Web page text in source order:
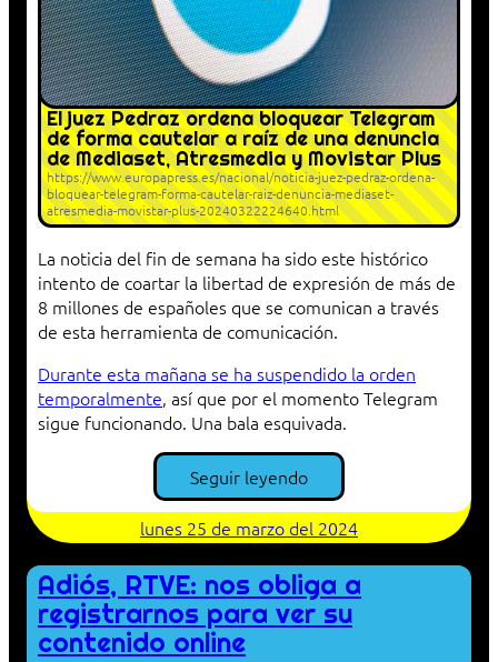
El juez Pedraz ordena bloquear Telegram
de forma cautelar a raíz de una denuncia
de Mediaset, Atresmedia y Movistar Plus
https://www.europapress.es/nacional/noticia-juez-pedraz-ordena-
bloquear-telegram-forma-cautelar-raiz-denuncia-mediaset-
atresmedia-movistar-plus-20240322224640.html
La noticia del fin de semana ha sido este histórico
intento de coartar la libertad de expresión de más de
8 millones de españoles que se comunican a través
de esta herramienta de comunicación.
Durante esta mañana se ha suspendido la orden
temporalmente, así que por el momento Telegram
sigue funcionando. Una bala esquivada.
Seguir leyendo
lunes 25 de marzo del 2024
Adiós, RTVE: nos obliga a
registrarnos para ver su
contenido online